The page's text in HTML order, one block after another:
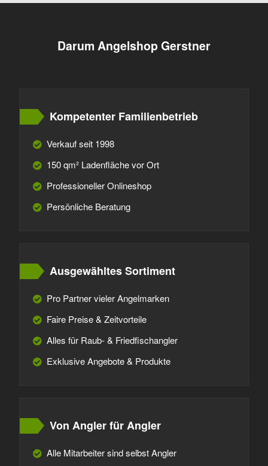
Darum Angelshop Gerstner
Kompetenter Familienbetrieb
Verkauf seit 1998
150 qm² Ladenfläche vor Ort
Professioneller Onlineshop
Persönliche Beratung
Ausgewähltes Sortiment
Pro Partner vieler Angelmarken
Faire Preise & Zeitvorteile
Alles für Raub- & Friedfischangler
Exklusive Angebote & Produkte
Von Angler für Angler
Alle Mitarbeiter sind selbst Angler